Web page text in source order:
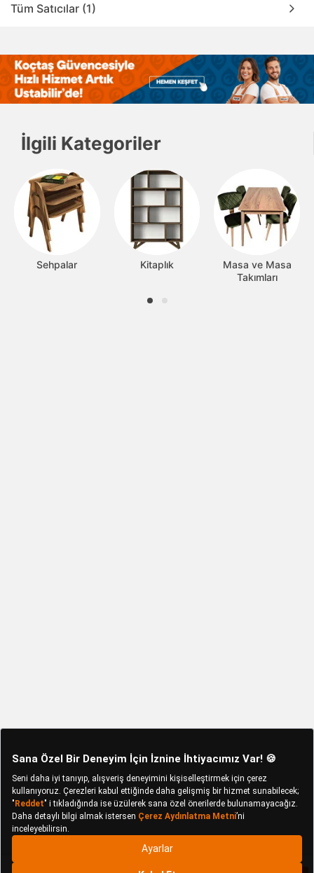
Tüm Satıcılar (1)
İlgili Kategoriler
Sehpalar Kitaplık
Masa ve Masa
Takımları